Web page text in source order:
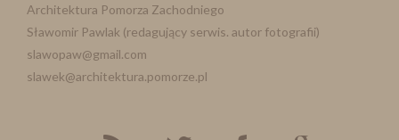
Architektura Pomorza Zachodniego
Sławomir Pawlak (redagujący serwis. autor fotografii)
slawopaw@gmail.com
slawek@architektura.pomorze.pl